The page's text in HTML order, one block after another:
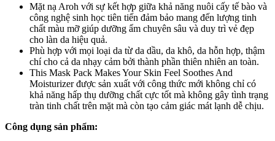
Mặt nạ Aroh với sự kết hợp giữa khả năng nuôi cấy tế bào và
công nghệ sinh học tiên tiến đảm bảo mang đến lượng tinh
chất màu mỡ giúp dưỡng ẩm chuyên sâu và duy trì vẻ đẹp
cho làn da hiệu quả.
Phù hợp với mọi loại da từ da dầu, da khô, da hỗn hợp, thậm
chí cho cả da nhạy cảm bởi thành phần thiên nhiên an toàn.
This Mask Pack Makes Your Skin Feel Soothes And
Moisturizer được sản xuất với công thức mới không chỉ có
khả năng hấp thụ dưỡng chất cực tốt mà không gây tình trạng
tràn tinh chất trên mặt mà còn tạo cảm giác mát lạnh dễ chịu.
Công dụng sản phẩm: